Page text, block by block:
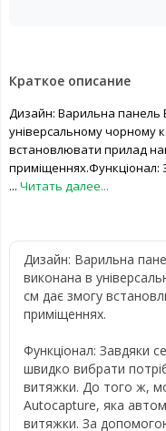
Краткое описание
Дизайн: Варильна панель
універсальному чорному
встановлювати прилад
... Читать далее...
Дизайн: Варильна
виконана в
см дає змогу
приміщеннях.
Функціонал: Завдяки
швидко вибрати
витяжки. До того ж,
Autocapture, яка
витяжки. За допомогою